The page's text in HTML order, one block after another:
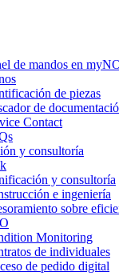
de mandos en
de piezas
de
Contact
y consultoría
y consultoría
e ingeniería
sobre
Monitoring
de individuales
de pedido digital